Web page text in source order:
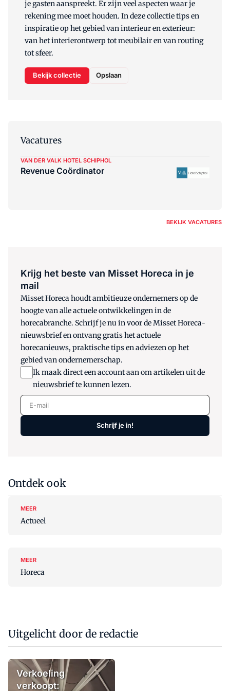
je gasten aanspreekt. Er zijn veel aspecten waar je
rekening mee moet houden. In deze collectie tips en
inspiratie op het gebied van interieur en exterieur:
van het interierontwerp tot meubilair en van routing
tot sfeer.
Bekijk collectie Opslaan
Vacatures
VAN DER VALK HOTEL SCHIPHOL
Revenue Coördinator
BEKIJK VACATURES
Krijg het beste van Misset Horeca in je
mail
Misset Horeca houdt ambitieuze ondernemers op de
hoogte van alle actuele ontwikkelingen in de
horecabranche. Schrijf je nu in voor de Misset Horeca-
nieuwsbrief en ontvang gratis het actuele
horecanieuws, praktische tips en adviezen op het
gebied van ondernemerschap.
Ik maak direct een account aan om artikelen uit de
nieuwsbrief te kunnen lezen.
E-mail
Schrijf je in!
Ontdek ook
MEER
Actueel
MEER
Horeca
Uitgelicht door de redactie
Verkoeling
verkoopt: